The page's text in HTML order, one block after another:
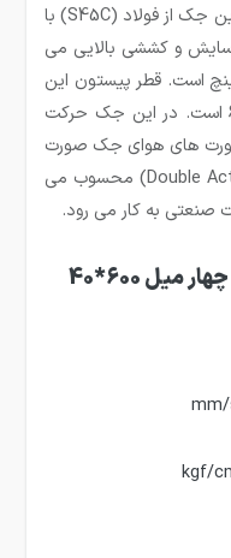
جک وجود ندارد. جنس میله‌ (ROD) این جک از فولاد (S45C) با
و کششی بالایی می
سایز پورت هوای این جک 1/4 اینچ است. قطر پیستون این
جک 40 و کورس حرکت این جک 600 است. در این جک حرکت
های هوای جک صورت
می گیرد و جزء جک های دوکاره (Double Acting) محسوب می
صنعتی به کار می رود.
مشخصات فنی جک پنوماتیک چهار میل 600*40